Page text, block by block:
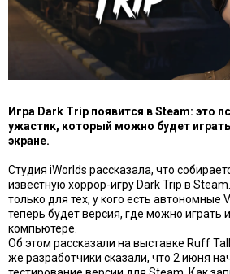
Игра Dark Trip появится в Steam: это
ужастик, который можно будет
экране.
Студия iWorlds рассказала, что
известную хоррор-игру Dark Trip в
только для тех, у кого есть автономные
теперь будет версия, где можно играть
компьютере.
Об этом рассказали на выставке Ruff
же разработчики сказали, что 2 июня